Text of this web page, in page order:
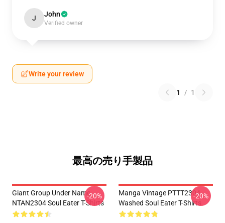
J John
Verified owner
Write your review
1 / 1
最高の売り手製品
Giant Group Under Name
NTAN2304 Soul Eater T-Shirts
-20%
Manga Vintage PTTT2304
Washed Soul Eater T-Shirts
-20%